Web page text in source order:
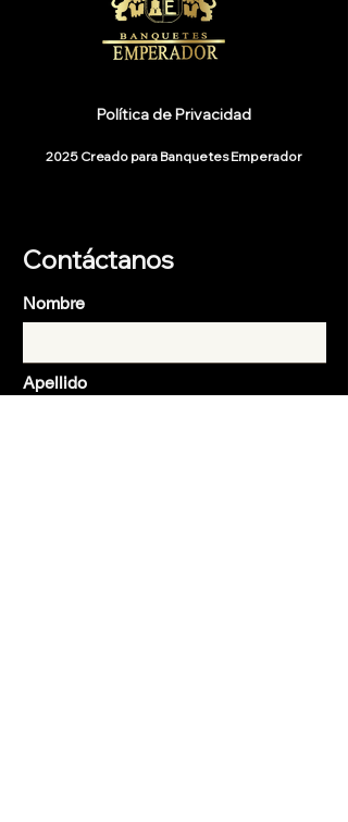
Política de Privacidad
2025 Creado para Banquetes Emperador
Contáctanos
Nombre
Apellido